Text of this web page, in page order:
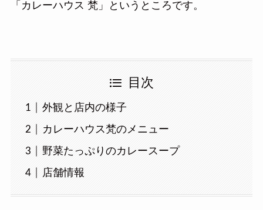
「カレーハウス 梵」というところです。
目次
外観と店内の様子
カレーハウス梵のメニュー
野菜たっぷりのカレースープ
店舗情報